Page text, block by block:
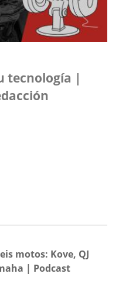
tecnología |
motos: Kove, QJ
| Podcast